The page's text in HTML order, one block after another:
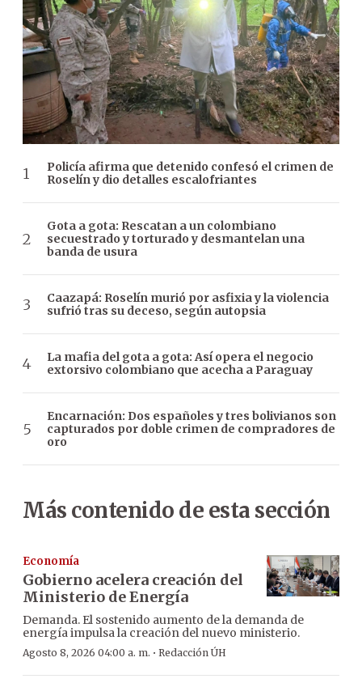
Policía afirma que detenido confesó el crimen de
Roselín y dio detalles escalofriantes
Gota a gota: Rescatan a un colombiano
secuestrado y torturado y desmantelan una
banda de usura
Caazapá: Roselín murió por asfixia y la violencia
sufrió tras su deceso, según autopsia
La mafia del gota a gota: Así opera el negocio
extorsivo colombiano que acecha a Paraguay
Encarnación: Dos españoles y tres bolivianos son
capturados por doble crimen de compradores de
oro
Más contenido de esta sección
Economía
Gobierno acelera creación del
Ministerio de Energía
Demanda. El sostenido aumento de la demanda de
energía impulsa la creación del nuevo ministerio.
Agosto 8, 2026 04:00 a. m. · Redacción ÚH